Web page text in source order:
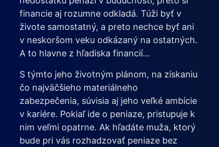
financie aj rozumne odkladá. Túži byť v
živote samostatný, a preto nechce byť ani
v neskoršom veku odkázaný na ostatných.
A to hlavne z hľadiska financií...
S týmto jeho životným plánom, na získaniu
čo najväčšieho materiálneho
zabezpečenia, súvisia aj jeho veľké ambície
v kariére. Pokiaľ ide o peniaze, pristupuje k
nim veľmi opatrne. Ak hľadáte muža, ktorý
bude pri vás rozhadzovať peniaze bez